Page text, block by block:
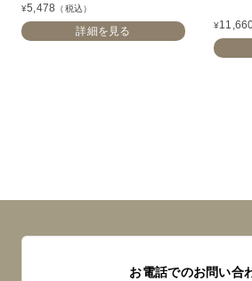
¥5,478 （税込）
詳細を見る ¥
お電話でのお問い合